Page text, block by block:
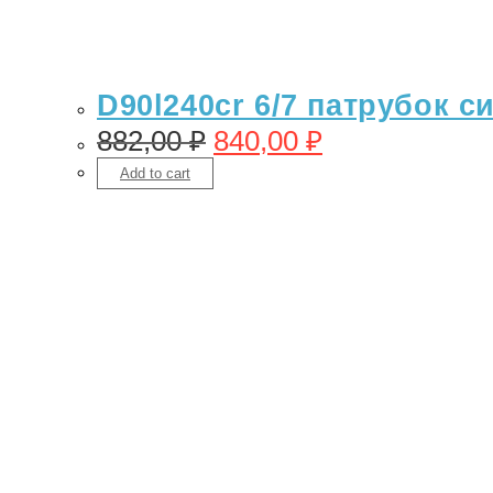
D90l240cr 6/7 патрубок
882,00₽ 840,00 ₽
Add to cart